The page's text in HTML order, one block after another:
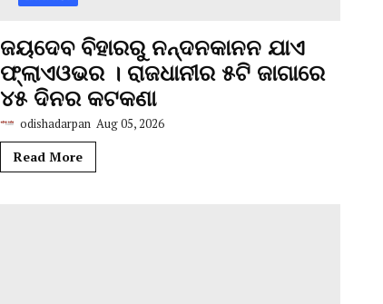
ଜୟଦେବ ବିହାରରୁ ନନ୍ଦନକାନନ ଯାଏ
ଫ୍ଲାଏଓଭର । ରାଜଧାନୀର ୫ଟି ଜାଗାରେ
୪୫ ଦିନର କଟକଣା
odishadarpan Aug 05, 2026
Read More